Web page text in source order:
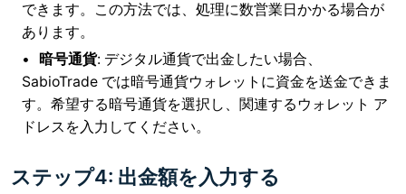
できます。この方法では、処理に数営業日かかる場合が
あります。
暗号通貨: デジタル通貨で出金したい場合、
SabioTrade では暗号通貨ウォレットに資金を送金できま
す。希望する暗号通貨を選択し、関連するウォレット ア
ドレスを入力してください。
ステップ4: 出金額を入力する